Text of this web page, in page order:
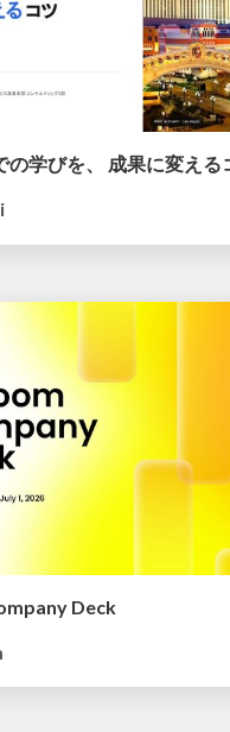
の学びを、 成果に変える
Deck